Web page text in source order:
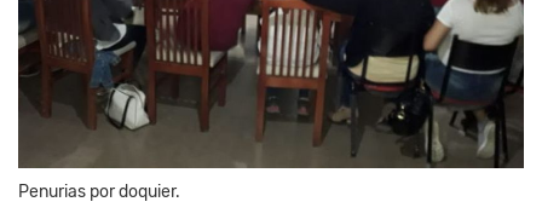
Penurias por doquier.